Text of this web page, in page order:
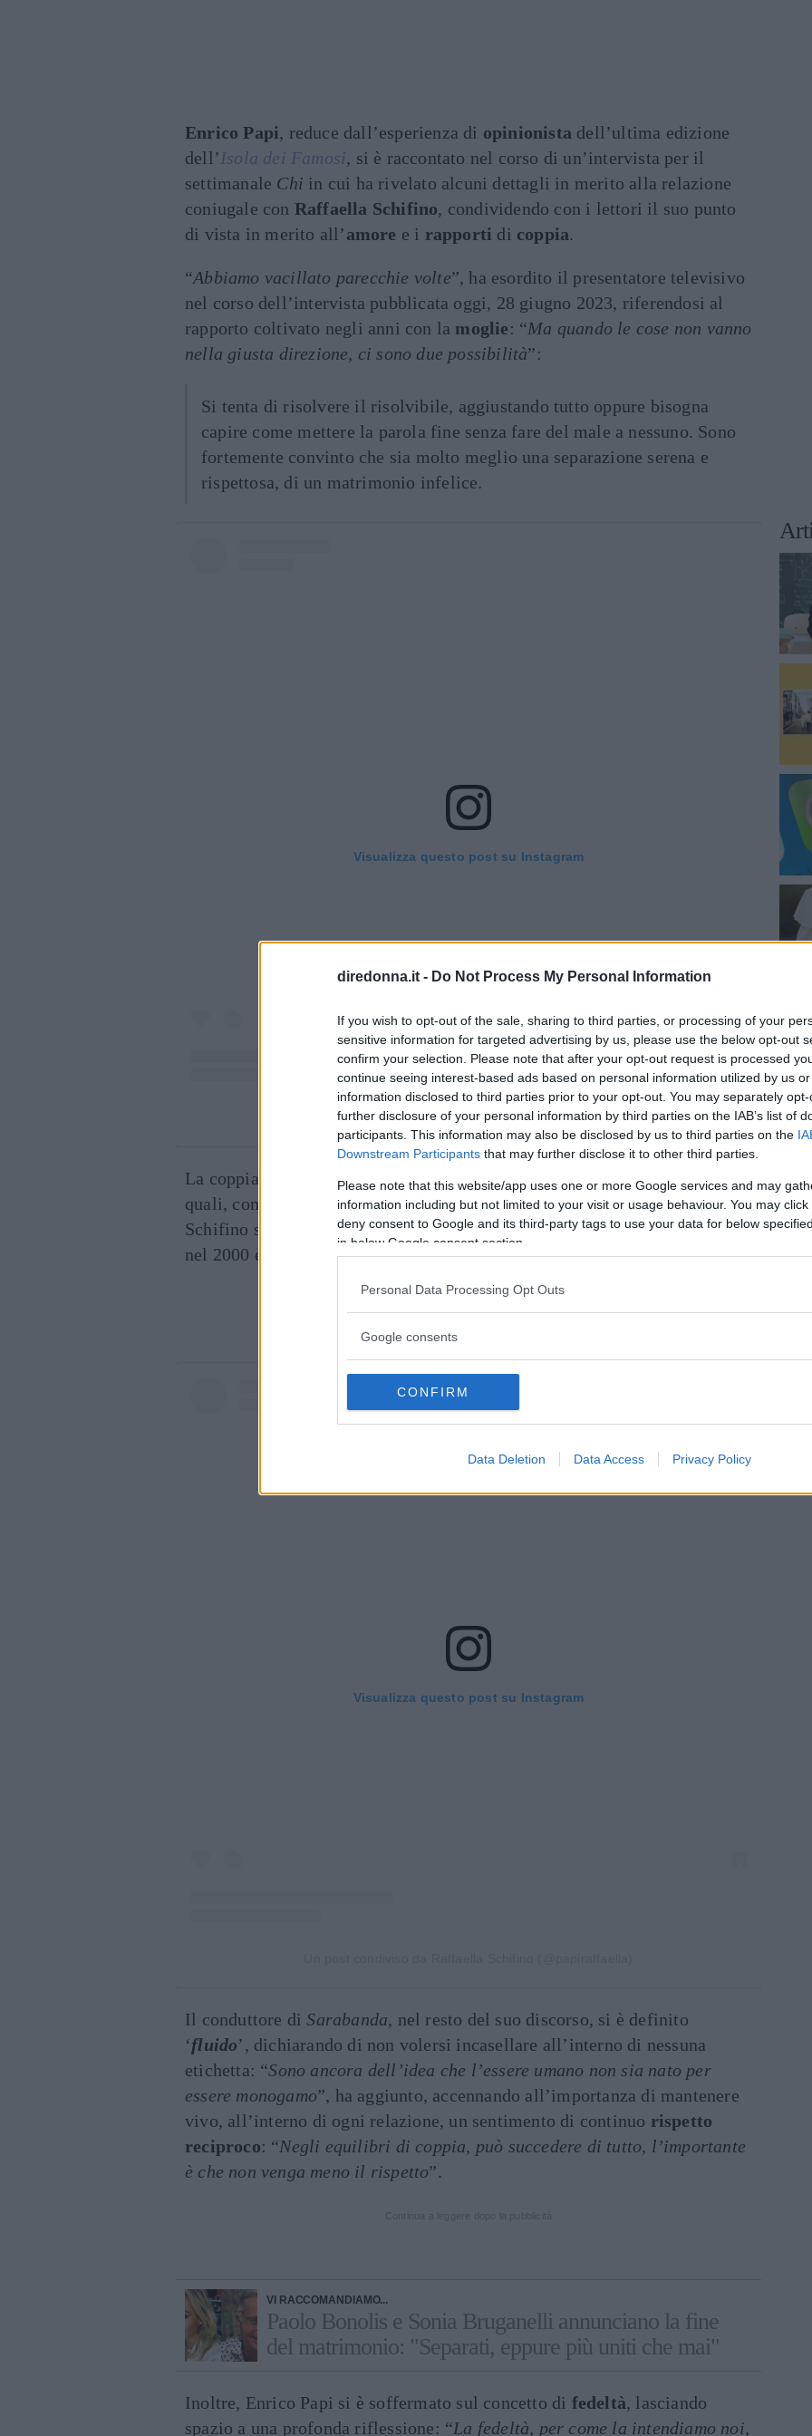
diredonna.it - Do Not Process My Personal Information
If you wish to opt-out of the sale, sharing to third parties, or processing of your
sensitive information for targeted advertising by us, please use the below opt-out
confirm your selection. Please note that after your opt-out request is processed
continue seeing interest-based ads based on personal information utilized by us
information disclosed to third parties prior to your opt-out. You may separately
further disclosure of your personal information by third parties on the IAB’s list of
participants. This information may also be disclosed by us to third parties on the
Downstream Participants that may further disclose it to other third parties.
Please note that this website/app uses one or more Google services and may
information including but not limited to your visit or usage behaviour. You may
deny consent to Google and its third-party tags to use your data for below
in below Google consent section.
Personal Data Processing Opt Outs
Google consents
CONFIRM
Data Deletion Data Access Privacy Policy
Enrico Papi, reduce dall’esperienza di opinionista dell’ultima edizione
dell’Isola dei Famosi, si è raccontato nel corso di un’intervista per il
settimanale Chi in cui ha rivelato alcuni dettagli in merito alla relazione
coniugale con Raffaella Schifino, condividendo con i lettori il suo punto
di vista in merito all’amore e i rapporti di coppia.
“Abbiamo vacillato parecchie volte”, ha esordito il presentatore televisivo
nel corso dell’intervista pubblicata oggi, 28 giugno 2023, riferendosi al
rapporto coltivato negli anni con la moglie: “Ma quando le cose non vanno
nella giusta direzione, ci sono due possibilità”:
Si tenta di risolvere il risolvibile, aggiustando tutto oppure bisogna
capire come mettere la parola fine senza fare del male a nessuno. Sono
fortemente convinto che sia molto meglio una separazione serena e
rispettosa, di un matrimonio infelice.
Visualizza questo post su Instagram
Un post condiviso da Enrico Papi (@enricopapiofficial)
La coppia, recentemente, ha festeggiato25 matrimonio durante i
quali, come documentato dalle numerose foto di famiglia postate da
Schifino sui social, hanno condiviso la nascita di due figli:Rebecca, avuta
nel 2000 e
, arrivato nel 2008.
Continua a leggere dopo la pubblicità
Visualizza questo post su Instagram
Il conduttore diSarabanda, nel resto del suo discorso, si è definito
‘fluido’, dichiarando di non volersi incasellare all’interno di nessuna
etichetta: “Sono ancora dell’idea che l’essere umano non sia nato per
essere monogamo”, ha aggiunto, accennando all’importanza di mantenere
vivo, all’interno di ogni relazione, un sentimento di continuo rispetto
reciproco: “Negli equilibri di coppia, può succedere di tutto, l’importante
è che non venga meno il rispetto”.
VI RACCOMANDIAMO...
Paolo Bonolis e Sonia Bruganelli annunciano la fine
del matrimonio: "Separati, eppure più uniti che mai"
Inoltre, Enrico Papi si è soffermato sul concetto di fedeltà, lasciando
spazio a una profonda riflessione: “La fedeltà, per come la intendiamo noi,